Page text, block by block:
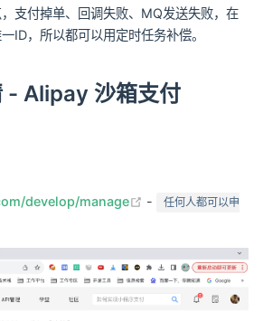
支付掉单、回调失败、MQ发送失败，在
ID，所以都可以用定时任务补偿。
- Alipay 沙箱支付
develop/manage
(opens new
-
任何人都可以申